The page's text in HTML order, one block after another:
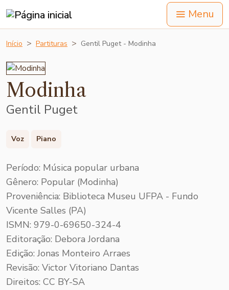
Menu
Início Partituras Gentil Puget - Modinha
Modinha
Gentil Puget
Voz Piano
Período: Música popular urbana
Gênero: Popular (Modinha)
Proveniência: Biblioteca Museu UFPA - Fundo
Vicente Salles (PA)
ISMN: 979-0-69650-324-4
Editoração: Debora Jordana
Edição: Jonas Monteiro Arraes
Revisão: Victor Vitoriano Dantas
Direitos: CC BY-SA